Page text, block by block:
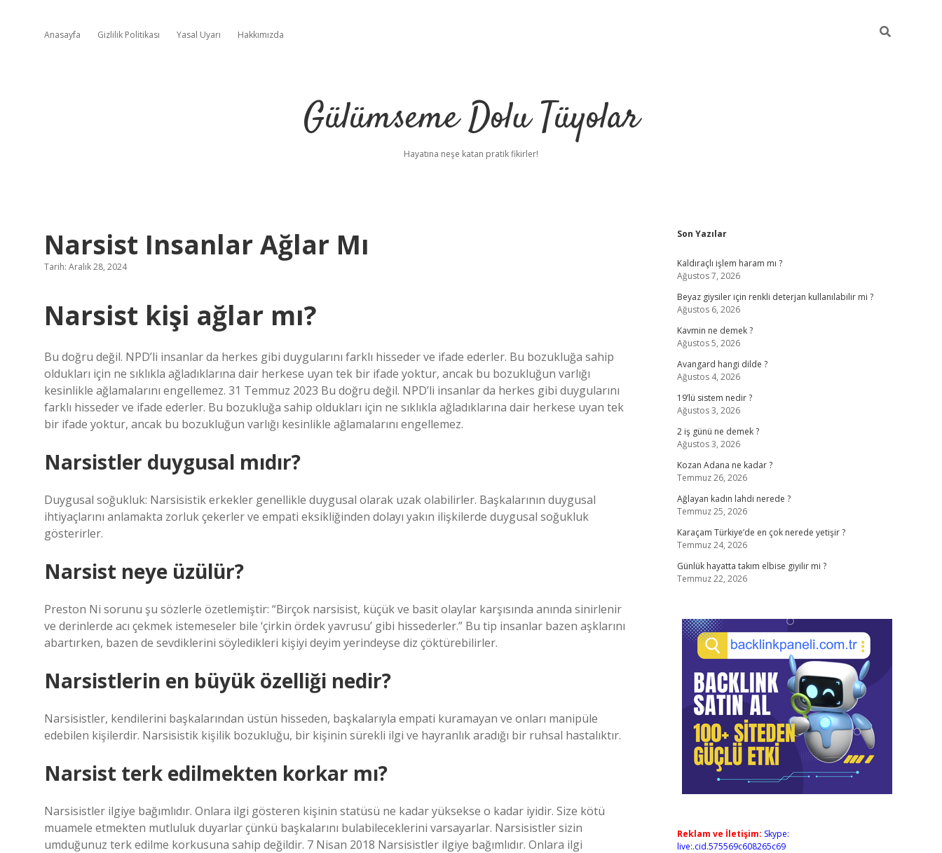
Anasayfa Gizlilik Politikası Yasal Uyarı Hakkımızda
Gülümseme Dolu Tüyolar
Hayatına neşe katan pratik fikirler!
Narsist Insanlar Ağlar Mı
Tarih: Aralık 28, 2024
Narsist kişi ağlar mı?
Bu doğru değil. NPD’li insanlar da herkes gibi duygularını farklı hisseder ve ifade ederler. Bu bozukluğa sahip
oldukları için ne sıklıkla ağladıklarına dair herkese uyan tek bir ifade yoktur, ancak bu bozukluğun varlığı
kesinlikle ağlamalarını engellemez. 31 Temmuz 2023 Bu doğru değil. NPD’li insanlar da herkes gibi duygularını
farklı hisseder ve ifade ederler. Bu bozukluğa sahip oldukları için ne sıklıkla ağladıklarına dair herkese uyan tek
bir ifade yoktur, ancak bu bozukluğun varlığı kesinlikle ağlamalarını engellemez.
Narsistler duygusal mıdır?
Duygusal soğukluk: Narsisistik erkekler genellikle duygusal olarak uzak olabilirler. Başkalarının duygusal
ihtiyaçlarını anlamakta zorluk çekerler ve empati eksikliğinden dolayı yakın ilişkilerde duygusal soğukluk
gösterirler.
Narsist neye üzülür?
Preston Ni sorunu şu sözlerle özetlemiştir: “Birçok narsisist, küçük ve basit olaylar karşısında anında sinirlenir
ve derinlerde acı çekmek istemeseler bile ‘çirkin ördek yavrusu’ gibi hissederler.” Bu tip insanlar bazen aşklarını
abartırken, bazen de sevdiklerini söyledikleri kişiyi deyim yerindeyse diz çöktürebilirler.
Narsistlerin en büyük özelliği nedir?
Narsisistler, kendilerini başkalarından üstün hisseden, başkalarıyla empati kuramayan ve onları manipüle
edebilen kişilerdir. Narsisistik kişilik bozukluğu, bir kişinin sürekli ilgi ve hayranlık aradığı bir ruhsal hastalıktır.
Narsist terk edilmekten korkar mı?
Narsisistler ilgiye bağımlıdır. Onlara ilgi gösteren kişinin statüsü ne kadar yüksekse o kadar iyidir. Size kötü
muamele etmekten mutluluk duyarlar çünkü başkalarını bulabileceklerini varsayarlar. Narsisistler sizin
umduğunuz terk edilme korkusuna sahip değildir. 7 Nisan 2018 Narsisistler ilgiye bağımlıdır. Onlara ilgi
Sidebar
Son Yazılar
Kaldıraçlı işlem haram mı ?
Ağustos 7, 2026
Beyaz giysiler için renkli deterjan kullanılabilir mi ?
Ağustos 6, 2026
Kavmin ne demek ?
Ağustos 5, 2026
Avangard hangi dilde ?
Ağustos 4, 2026
19’lü sistem nedir ?
Ağustos 3, 2026
2 iş günü ne demek ?
Ağustos 3, 2026
Kozan Adana ne kadar ?
Temmuz 26, 2026
Ağlayan kadın lahdi nerede ?
Temmuz 25, 2026
Karaçam Türkiye’de en çok nerede yetişir ?
Temmuz 24, 2026
Günlük hayatta takım elbise giyilir mi ?
Temmuz 22, 2026
Reklam ve İletişim: Skype:
live:.cid.575569c608265c69